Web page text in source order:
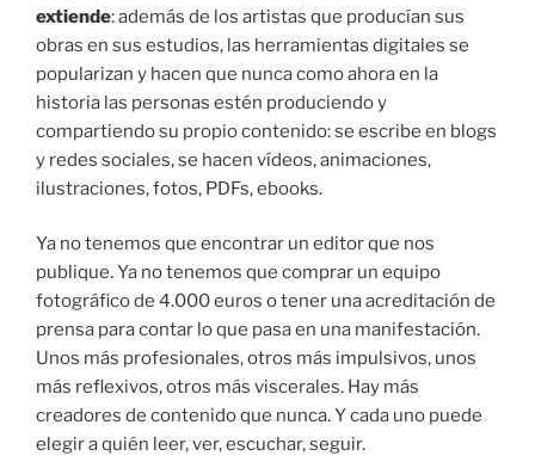
extiende: además de los artistas que producían sus
obras en sus estudios, las herramientas digitales se
popularizan y hacen que nunca como ahora en la
historia las personas estén produciendo y
compartiendo su propio contenido: se escribe en blogs
y redes sociales, se hacen vídeos, animaciones,
ilustraciones, fotos, PDFs, ebooks.
Ya no tenemos que encontrar un editor que nos
publique. Ya no tenemos que comprar un equipo
fotográfico de 4.000 euros o tener una acreditación de
prensa para contar lo que pasa en una manifestación.
Unos más profesionales, otros más impulsivos, unos
más reflexivos, otros más viscerales. Hay más
creadores de contenido que nunca. Y cada uno puede
elegir a quién leer, ver, escuchar, seguir.